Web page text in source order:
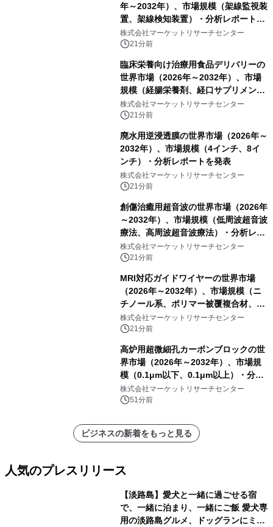
年～2032年）、市場規模（架線監視装
置、架線検知装置）・分析レポートを
発表
株式会社マーケットリサーチセンター
21分前
臨床栄養向け治療用食品デリバリーの
世界市場（2026年～2032年）、市場
規模（経腸栄養剤、経口サプリメン
ト）・分析レポートを発表
株式会社マーケットリサーチセンター
21分前
廃水用逆浸透膜の世界市場（2026年～
2032年）、市場規模（4インチ、8イ
ンチ）・分析レポートを発表
株式会社マーケットリサーチセンター
21分前
創傷治癒用超音波の世界市場（2026年
～2032年）、市場規模（低周波超音波
療法、高周波超音波療法）・分析レポ
ートを発表
株式会社マーケットリサーチセンター
21分前
MRI対応ガイドワイヤーの世界市場
（2026年～2032年）、市場規模（ニ
チノール系、ポリマー被覆複合材、そ
の他）・分析レポートを発表
株式会社マーケットリサーチセンター
21分前
高炉用超微細孔カーボンブロックの世
界市場（2026年～2032年）、市場規
模（0.1μm以下、0.1μm以上）・分析
レポートを発表
株式会社マーケットリサーチセンター
51分前
ビジネスの新着をもっと見る
人気のプレスリリース
【淡路島】愛犬と一緒に過ごせる宿
で、一緒に泊まり、一緒にご飯 愛犬専
用の淡路島グルメ、ドッグランにミニ